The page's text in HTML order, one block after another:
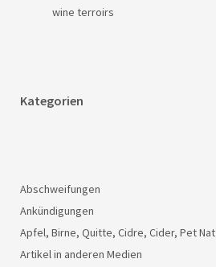
wine terroirs
Kategorien
Abschweifungen
Ankündigungen
Apfel, Birne, Quitte, Cidre, Cider, Pet Nat
Artikel in anderen Medien